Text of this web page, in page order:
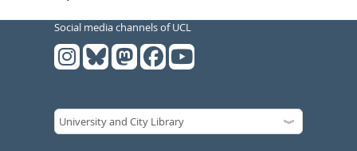
Social media channels of UCL